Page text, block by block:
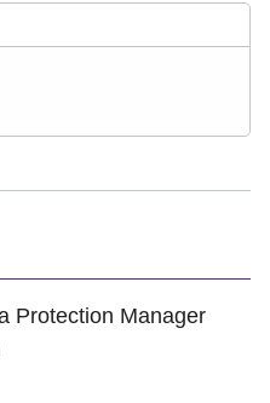
Protection Manager